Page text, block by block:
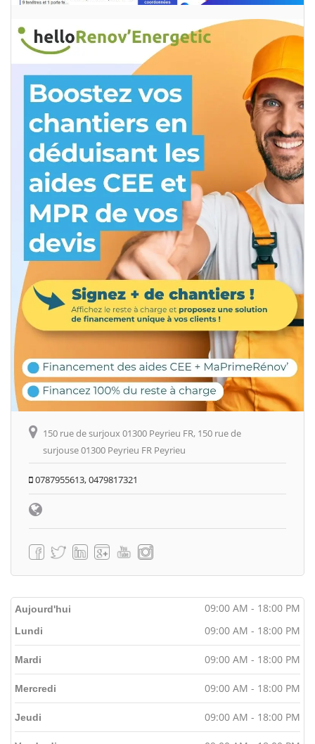
150 rue de surjoux 01300 Peyrieu FR, 150 rue de
surjouse 01300 Peyrieu FR Peyrieu
0787955613, 0479817321
Aujourd'hui 09:00 AM - 18:00 PM
Lundi 09:00 AM - 18:00 PM
Mardi 09:00 AM - 18:00 PM
Mercredi 09:00 AM - 18:00 PM
Jeudi 09:00 AM - 18:00 PM